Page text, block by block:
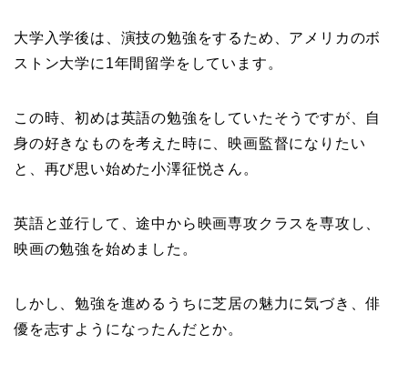
大学入学後は、演技の勉強をするため、アメリカのボ
ストン大学に1年間留学をしています。
この時、初めは英語の勉強をしていたそうですが、自
身の好きなものを考えた時に、映画監督になりたい
と、再び思い始めた小澤征悦さん。
英語と並行して、途中から映画専攻クラスを専攻し、
映画の勉強を始めました。
しかし、勉強を進めるうちに芝居の魅力に気づき、俳
優を志すようになったんだとか。